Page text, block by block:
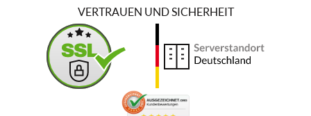
VERTRAUEN UND SICHERHEIT